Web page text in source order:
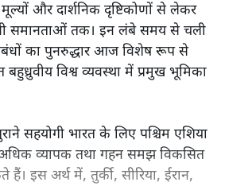
और दार्शनिक दृष्टिकोणों से लेकर
समानताओं तक। इन लंबे समय से चली
का पुनरुद्धार आज विशेष रूप से
बहुध्रुवीय विश्व व्यवस्था में प्रमुख भूमिका
सहयोगी भारत के लिए पश्चिम एशिया
व्यापक तथा गहन समझ विकसित
इस अर्थ में, तुर्की, सीरिया, ईरान,